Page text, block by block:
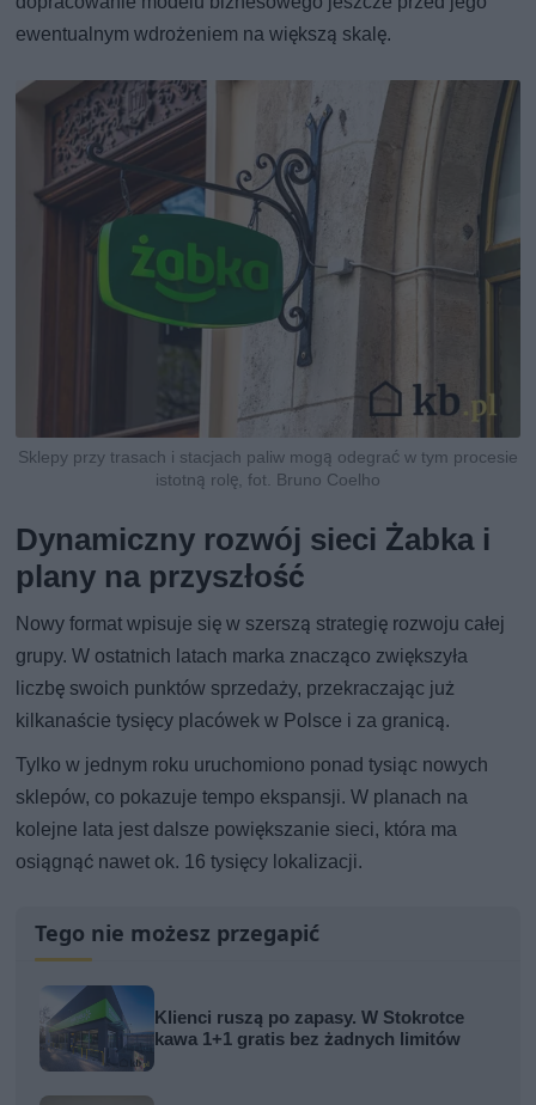
ewentualnym wdrożeniem na większą skalę.
Sklepy przy trasach i stacjach paliw mogą odegrać w tym procesie
istotną rolę, fot. Bruno Coelho
Dynamiczny rozwój sieci Żabka i
plany na przyszłość
Nowy format wpisuje się w szerszą strategię rozwoju całej
grupy. W ostatnich latach marka znacząco zwiększyła
liczbę swoich punktów sprzedaży, przekraczając już
kilkanaście tysięcy placówek w Polsce i za granicą.
Tylko w jednym roku uruchomiono ponad tysiąc nowych
sklepów, co pokazuje tempo ekspansji. W planach na
kolejne lata jest dalsze powiększanie sieci, która ma
osiągnąć nawet ok. 16 tysięcy lokalizacji.
Tego nie możesz przegapić
Klienci ruszą po zapasy. W Stokrotce
kawa 1+1 gratis bez żadnych limitów